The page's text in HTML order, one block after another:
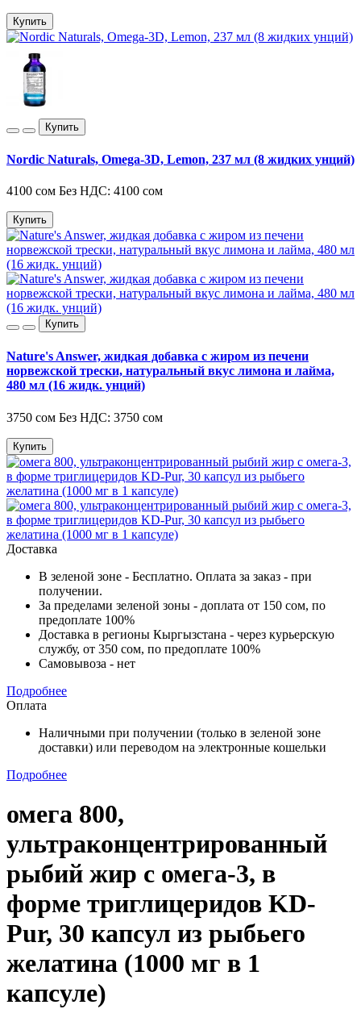
Купить
Купить
Nordic Naturals, Omega-3D, Lemon, 237 мл (8 жидких унций)
4100 сом Без НДС: 4100 сом
Купить
Купить
Nature's Answer, жидкая добавка с жиром из печени
норвежской трески, натуральный вкус лимона и лайма,
480 мл (16 жидк. унций)
3750 сом Без НДС: 3750 сом
Купить
Доставка
В зеленой зоне - Бесплатно. Оплата за заказ - при
получении.
За пределами зеленой зоны - доплата от 150 сом, по
предоплате 100%
Доставка в регионы Кыргызстана - через курьерскую
службу, от 350 сом, по предоплате 100%
Самовывоза - нет
Подробнее
Оплата
Наличными при получении (только в зеленой зоне
доставки) или переводом на электронные кошельки
Подробнее
омега 800,
ультраконцентрированный
рыбий жир с омега-3, в
форме триглицеридов KD-
Pur, 30 капсул из рыбьего
желатина (1000 мг в 1
капсуле)